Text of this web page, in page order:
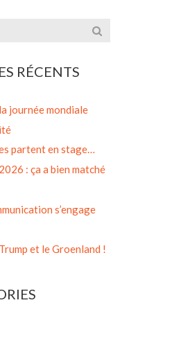
RÉCENTS
journée mondiale
partent en stage…
: ça a bien matché
s’engage
et le Groenland !